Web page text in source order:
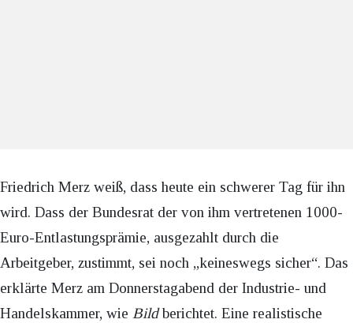
Friedrich Merz weiß, dass heute ein schwerer Tag für ihn
wird. Dass der Bundesrat der von ihm vertretenen 1000-
Euro-Entlastungsprämie, ausgezahlt durch die
Arbeitgeber, zustimmt, sei noch „keineswegs sicher“. Das
erklärte Merz am Donnerstagabend der Industrie- und
Handelskammer, wie Bildberichtet. Eine realistische